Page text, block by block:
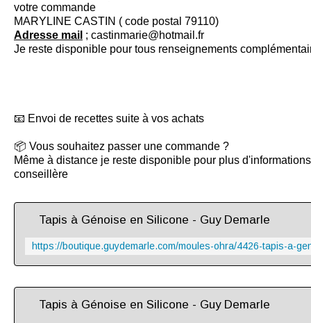
votre commande
MARYLINE CASTIN ( code postal 79110)
Adresse mail ; castinmarie@hotmail.fr
Je reste disponible pour tous renseignements
📧 Envoi de recettes suite à vos achats
📦 Vous souhaitez passer une commande ?
Même à distance je reste disponible pour plus
conseillère
Tapis à Génoise en Silicone - Guy Demarle
Tapis à Génoise en Silicone - Guy Demarle